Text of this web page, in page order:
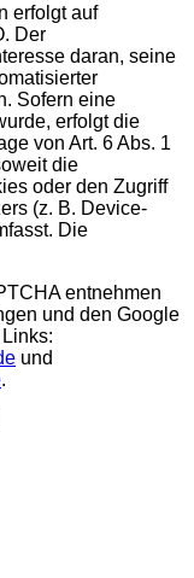
erfolgt auf
Der
daran, seine
Sofern eine
erfolgt die
von Art. 6 Abs. 1
die
oder den Zugriff
(z. B. Device-
Die
entnehmen
und den Google
und
.